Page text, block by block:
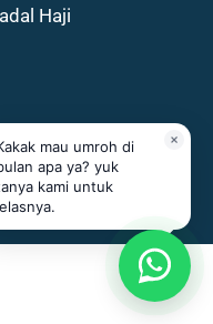
Haji
Indonesia
mau umroh di
apa ya? yuk
kami untuk